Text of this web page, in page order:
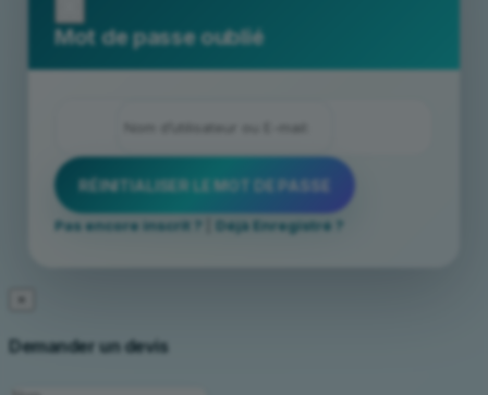
Mot de passe oublié
Pas encore inscrit ? Déjà Enregistré ?
Demander un devis